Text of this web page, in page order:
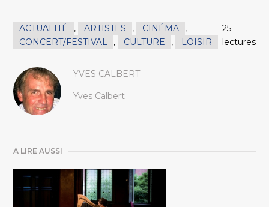
ACTUALITÉ , ARTISTES , CINÉMA
,
CONCERT/FESTIVAL
, CULTURE , LOISIR
25
lectures
YVES CALBERT
Yves Calbert
A LIRE AUSSI